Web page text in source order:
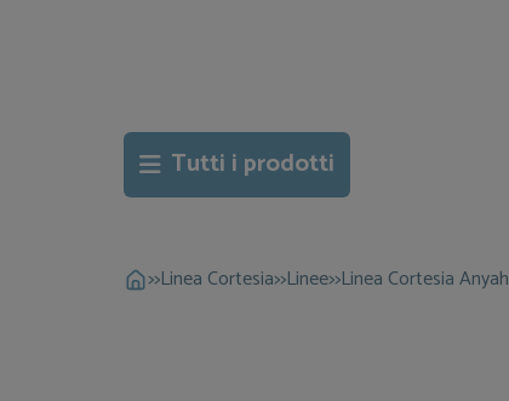
Tutti i prodotti
>>Linea Cortesia>>Linee>>Linea Cortesia Anyah